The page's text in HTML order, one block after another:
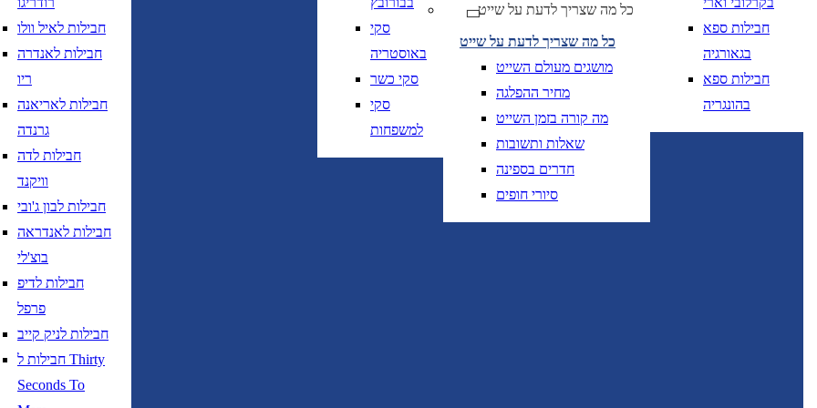
חבילות לאיל וולו
חבילות לאנדרה
ריו
חבילות לאריאנה
גרנדה
חבילות לדה
וויקנד
חבילות לבון ג'ובי
חבילות לאנדראה
בוצ'לי
חבילות לדיפ
פרפל
חבילות לניק קייב
חבילות ל Thirty
Seconds To
סקי
באוסטריה
סקי כשר
סקי
למשפחות
כל מה שצריך לדעת על שייט
כל מה שצריך לדעת על שייט
מושגים מעולם השייט
מחיר ההפלגה
מה קורה בזמן השייט
שאלות ותשובות
חדרים בספינה
סיורי חופים
חבילות ספא
בגאורגיה
חבילות ספא
בהונגריה
תאריך יציאה
נא לוודא בחירת יעד לפני בחירת DD/MM/YYיום בשתי ספרות קו נטוי חודש בשתי ספרות קו נטוי
נא לוודא בחירת יעד לפני בחירת DD/MM/YYיום בשתי ספרות קו נטוי חודש בשתי ספרות קו נטוי
תאריך יציאה,